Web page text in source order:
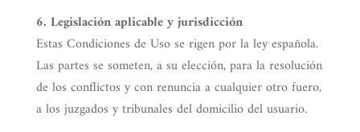
6. Legislación aplicable y jurisdicción
Estas Condiciones de Uso se rigen por la ley española.
Las partes se someten, a su elección, para la resolución
de los conflictos y con renuncia a cualquier otro fuero,
a los juzgados y tribunales del domicilio del usuario.